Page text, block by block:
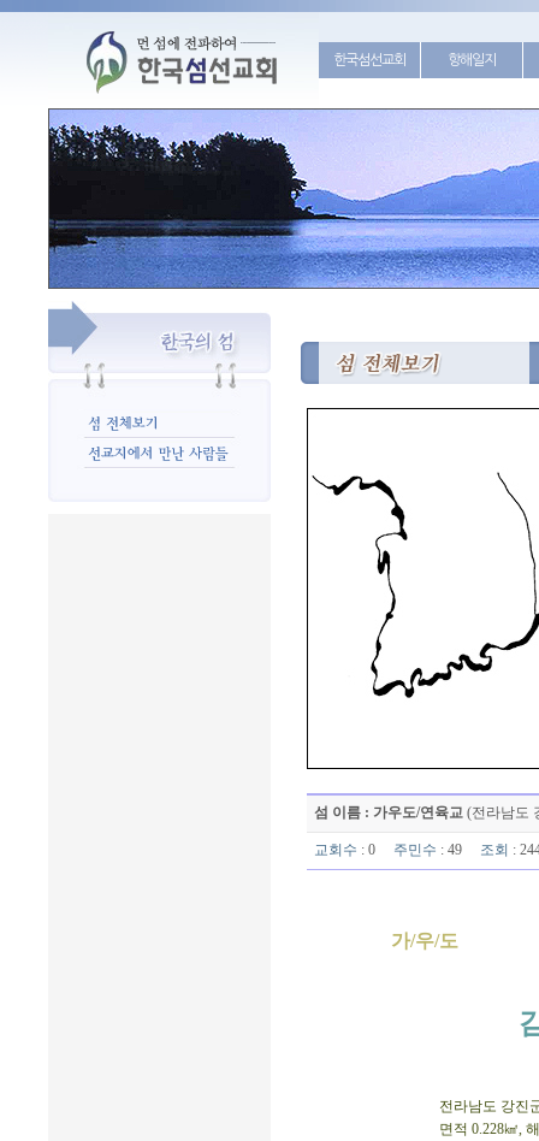
한국섬선교회 항해일지
섬 이름 : 가우도/연육교 (전라남도
교회수 : 0 주민수 : 49 조회 :
가/우/도
전라남도 강진
면적 0.228㎢,